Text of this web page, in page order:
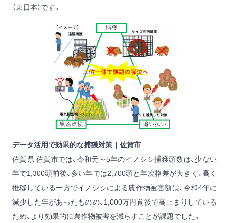
（東日本）です。
データ活用で効果的な捕獲対策｜佐賀市
佐賀県 佐賀市では、令和元～5年のイノシシ捕獲頭数は、少ない
年で1,300頭前後、多い年では2,700頭と年次格差が大きく、高く
推移している一方でイノシシによる農作物被害額は、令和4年に
減少した年があったものの、1,000万円前後で高止まりしている
ため、より効果的に農作物被害を減らすことが課題でした。